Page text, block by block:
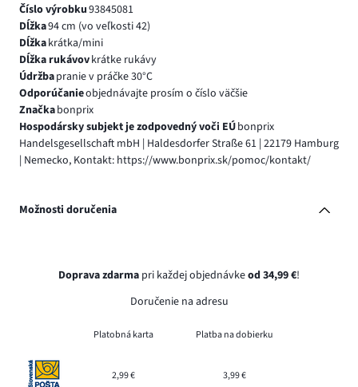
Číslo výrobku93845081
Dĺžka94 cm (vo veľkosti 42)
Dĺžkakrátka/mini
Dĺžka rukávovkrátke rukávy
Údržbapranie v práčke 30°C
Odporúčanieobjednávajte prosím o číslo väčšie
Značkabonprix
Hospodársky subjekt je zodpovedný voči EÚbonprix
Handelsgesellschaft mbH | Haldesdorfer Straße 61 | 22179 Hamburg
| Nemecko, Kontakt: https://www.bonprix.sk/pomoc/kontakt/
Možnosti doručenia
Doprava zdarma pri každej objednávkeod 34,99 €!
Doručenie na adresu
Platobná karta Platba na dobierku
2,99 € 3,99 €